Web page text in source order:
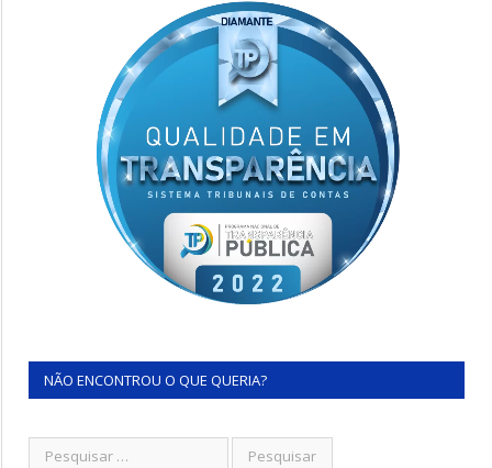
NÃO ENCONTROU O QUE QUERIA?